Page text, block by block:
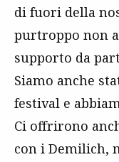
di fuori della
purtroppo non
supporto da
Siamo anche
festival e
Ci offrirono
con i Demilich,